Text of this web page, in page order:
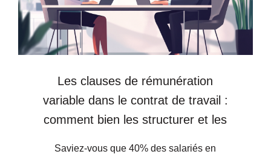
Les clauses de rémunération
variable dans le contrat de travail :
comment bien les structurer et les
Saviez-vous que 40% des salariés en